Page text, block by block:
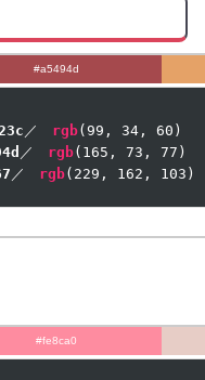
#a5494d
／ rgb( 99 , 34, 60
／ rgb( 165 , 73 , 77
／ rgb( 229 , 162 , 103 )
#fe8ca0